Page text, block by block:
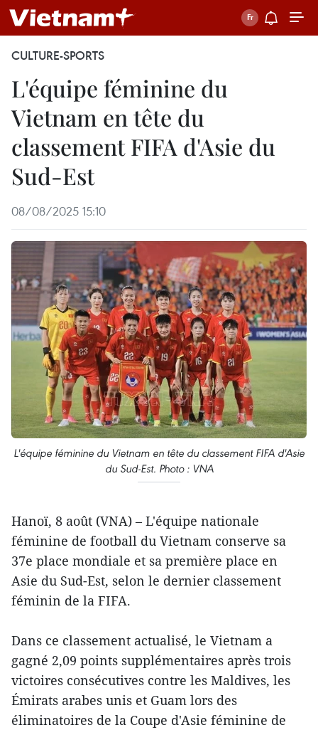
CULTURE-SPORTS
L'équipe féminine du
Vietnam en tête du
classement FIFA d'Asie du
Sud-Est
08/08/2025 15:10
L'équipe féminine du Vietnam en tête du classement FIFA d'Asie
du Sud-Est. Photo : VNA
Hanoï, 8 août (VNA) – L'équipe nationale
féminine de football du Vietnam conserve sa
37e place mondiale et sa première place en
Asie du Sud-Est, selon le dernier classement
féminin de la FIFA.
Dans ce classement actualisé, le Vietnam a
gagné 2,09 points supplémentaires après trois
victoires consécutives contre les Maldives, les
Émirats arabes unis et Guam lors des
éliminatoires de la Coupe d'Asie féminine de